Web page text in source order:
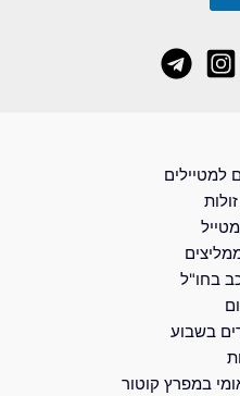
למטיילים
בחו"ל
בשבוע
במפרץ קוטור